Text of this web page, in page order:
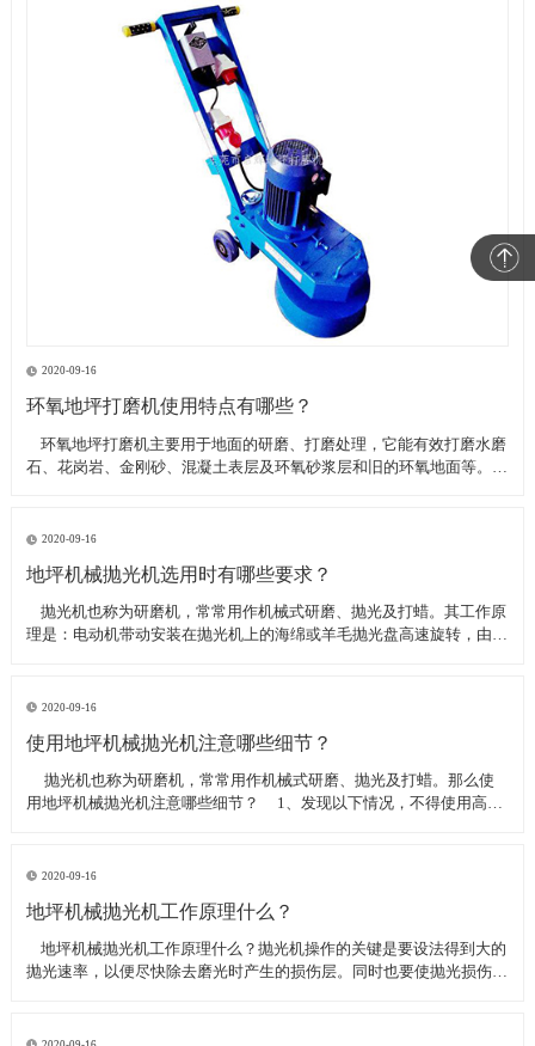
2020-09-16
环氧地坪打磨机使用特点有哪些？
​ 环氧地坪打磨机主要用于地面的研磨、打磨处理，它能有效打磨水磨
石、花岗岩、金刚砂、混凝土表层及环氧砂浆层和旧的环氧地面等。具
地坪工程处理的必备设
2020-09-16
地坪机械抛光机选用时有哪些要求？
​ 抛光机也称为研磨机，常常用作机械式研磨、抛光及打蜡。其工作原
理是：电动机带动安装在抛光机上的海绵或羊毛抛光盘高速旋转，由于
求？
2020-09-16
使用地坪机械抛光机注意哪些细节？
​ 抛光机也称为研磨机，常常用作机械式研磨、抛光及打蜡。那么使
用地坪机械抛光机注意哪些细节？ 1、发现以下情况，不得使用高速
2020-09-16
地坪机械抛光机工作原理什么？
​ 地坪机械抛光机工作原理什么？抛光机操作的关键是要设法得到大的
抛光速率，以便尽快除去磨光时产生的损伤层。同时也要使抛光损伤层
较深；后者要求使用最细的